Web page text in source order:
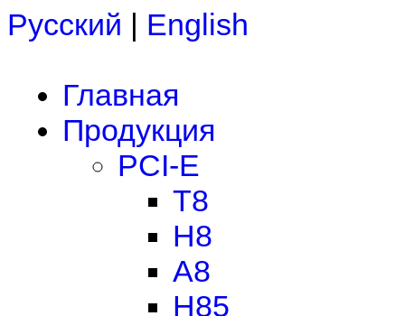
Русский | English
Главная
Продукция
PCI-E
T8
H8
A8
H85